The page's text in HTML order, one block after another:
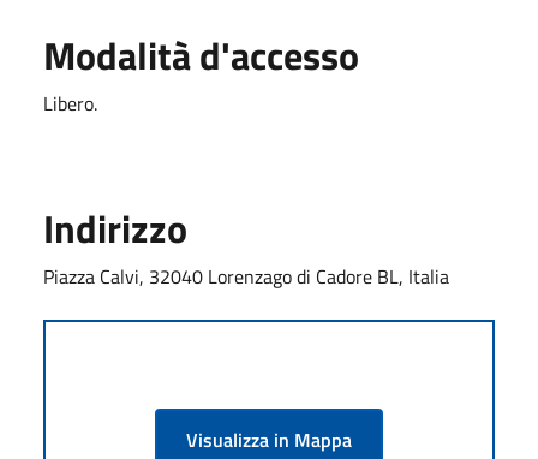
Modalità d'accesso
Libero.
Indirizzo
Piazza Calvi, 32040 Lorenzago di Cadore BL, Italia
Visualizza in Mappa